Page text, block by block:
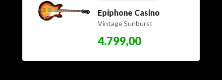
Epiphone Casino
Vintage Sunburst
4.799,00